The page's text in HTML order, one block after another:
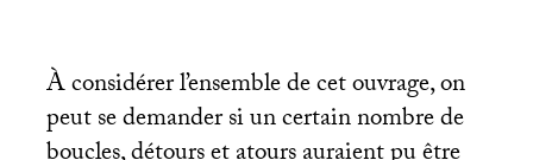
À considérer l’ensemble de cet ouvrage, on
peut se demander si un certain nombre de